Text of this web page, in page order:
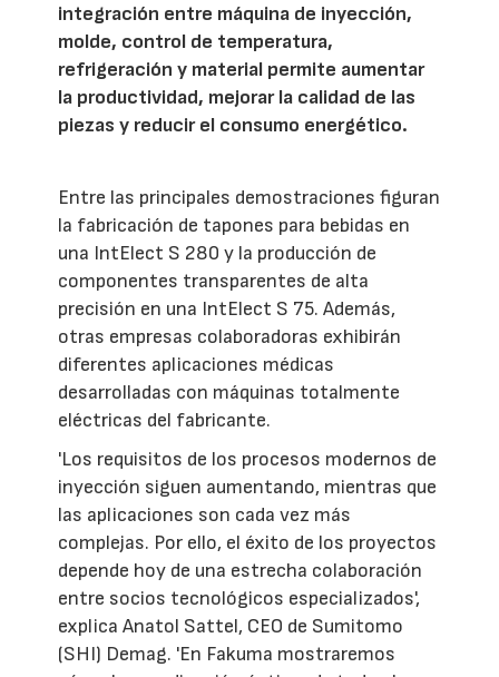
integración entre máquina de inyección,
molde, control de temperatura,
refrigeración y material permite aumentar
la productividad, mejorar la calidad de las
piezas y reducir el consumo energético.
Entre las principales demostraciones figuran
la fabricación de tapones para bebidas en
una IntElect S 280 y la producción de
componentes transparentes de alta
precisión en una IntElect S 75. Además,
otras empresas colaboradoras exhibirán
diferentes aplicaciones médicas
desarrolladas con máquinas totalmente
eléctricas del fabricante.
'Los requisitos de los procesos modernos de
inyección siguen aumentando, mientras que
las aplicaciones son cada vez más
complejas. Por ello, el éxito de los proyectos
depende hoy de una estrecha colaboración
entre socios tecnológicos especializados',
explica Anatol Sattel, CEO de Sumitomo
(SHI) Demag. 'En Fakuma mostraremos